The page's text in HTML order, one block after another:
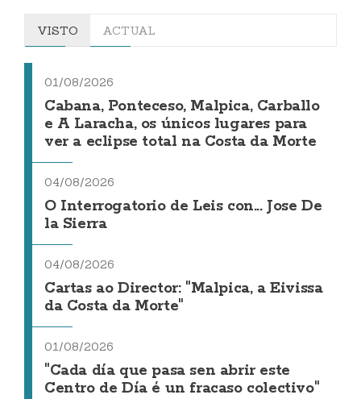
VISTO ACTUAL
01/08/2026
Cabana, Ponteceso, Malpica, Carballo
e A Laracha, os únicos lugares para
ver a eclipse total na Costa da Morte
04/08/2026
O Interrogatorio de Leis con... Jose De
la Sierra
04/08/2026
Cartas ao Director: "Malpica, a Eivissa
da Costa da Morte"
01/08/2026
"Cada día que pasa sen abrir este
Centro de Día é un fracaso colectivo"